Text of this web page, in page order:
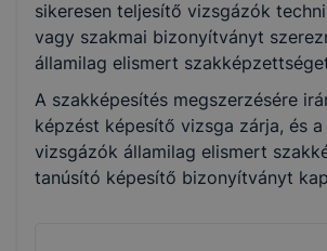
sikeresen teljesítő vizsgázók
vagy szakmai bizonyítványt
államilag elismert
A szakképesítés megszerzésére
képzést képesítő vizsga zárja, és a
vizsgázók államilag elismert
tanúsító képesítő bizonyítványt